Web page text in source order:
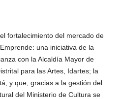
fortalecimiento del mercado de
una iniciativa de la
con la Alcaldía Mayor de
para las Artes, Idartes; la
y que, gracias a la gestión del
del Ministerio de Cultura se